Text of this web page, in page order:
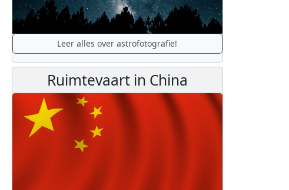
Leer alles over astrofotografie!
Ruimtevaart in China